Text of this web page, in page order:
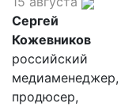
Сергей
Кожевников
российский
медиаменеджер,
продюсер,